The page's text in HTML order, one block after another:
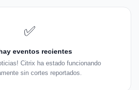
✅
eventos recientes
Citrix ha estado funcionando
sin cortes reportados.